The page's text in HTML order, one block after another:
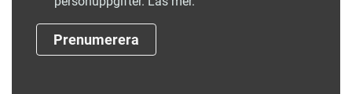
Prenumerera